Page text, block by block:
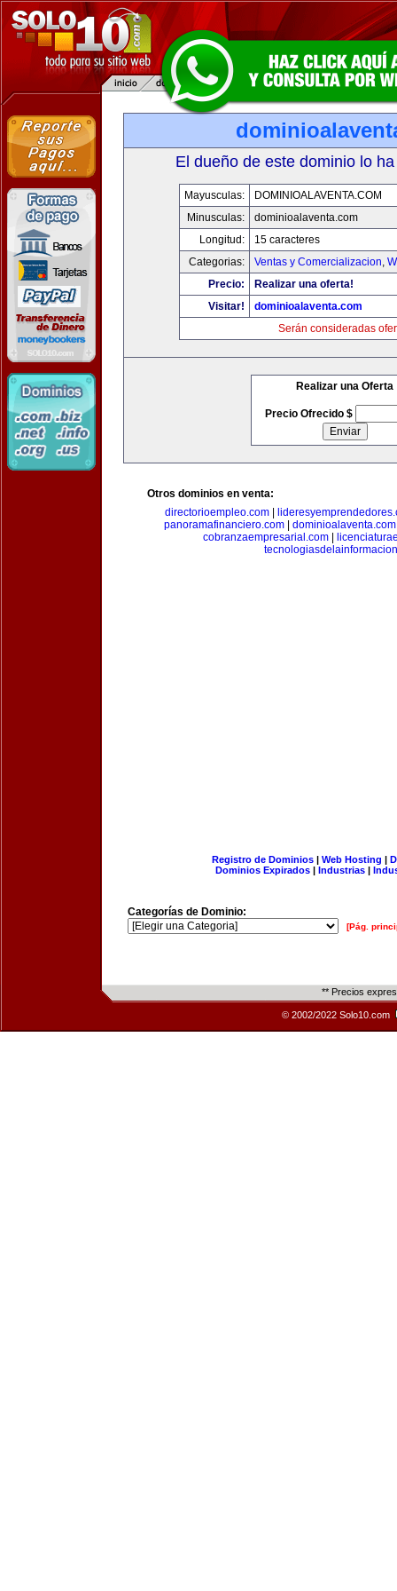
El dueño de este dominio lo
Mayusculas:
DOMINIOALAVENTA.COM
Minusculas:
dominioalaventa.com
Longitud:
15 caracteres
Categorias:
Ventas y Comercializacion,
Precio:
Realizar una oferta!
Visitar!
dominioalaventa.com
Serán consideradas
Realizar una Oferta
Precio Ofrecido $
Otros dominios en venta:
directorioempleo.com
panoramafinanciero.com
dominioalaventa.com
cobranzaempresarial.com
Registro de Dominios| Web Hosting |
Dominios Expirados | Industrias |
Categorías de Dominio:
[Pág.
** Precios
© 2002/2022 Solo10.com